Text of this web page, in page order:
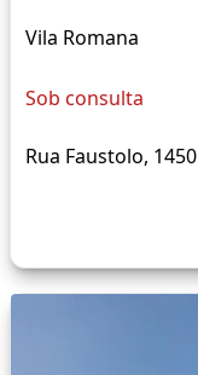
Vila Romana
Sob consulta
Rua Faustolo, 1450